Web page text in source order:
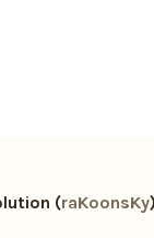
(raKoonsKy